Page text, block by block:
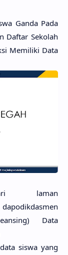
Ganda Pada
Daftar Sekolah
Memiliki Data
laman
Data
siswa yang